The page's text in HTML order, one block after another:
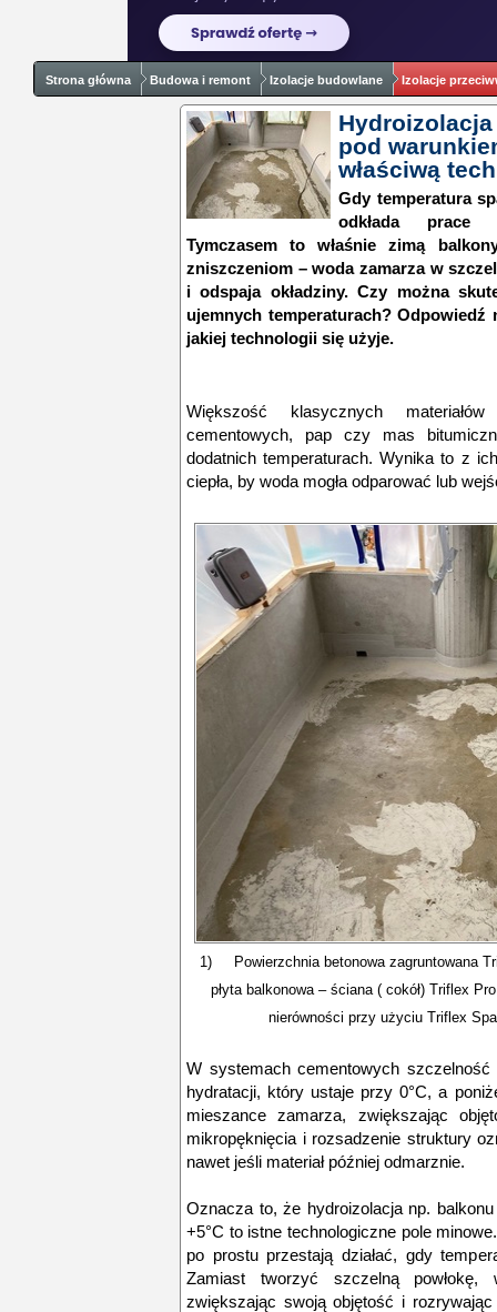
Strona główna Budowa i remont Izolacje budowlane Izolacje
pod
właściwą
Gdy temperatura
odkłada prace
Tymczasem to właśnie zimą
zniszczeniom – woda zamarza w
i odspaja okładziny. Czy można
ujemnych temperaturach?
jakiej technologii się użyje.
Większość klasycznych
cementowych, pap czy mas
dodatnich temperaturach. Wynika to z
ciepła, by woda mogła odparować lub
1) Powierzchnia betonowa zagruntowana
płyta balkonowa – ściana ( cokół) Triflex
nierówności przy użyciu Triflex
W systemach cementowych
hydratacji, który ustaje przy 0°C, a
mieszance zamarza, zwiększając
mikropęknięcia i rozsadzenie struktury
nawet jeśli materiał później odmarznie.
Oznacza to, że hydroizolacja np.
+5°C to istne technologiczne pole
po prostu przestają działać, gdy
Zamiast tworzyć szczelną
zwiększając swoją objętość i